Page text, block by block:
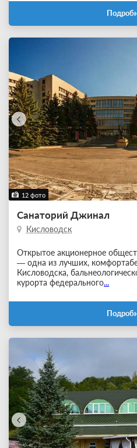
12 фото
Санаторий Джинал
Кисловодск
Открытое акционерное
— одна из лучших,
Кисловодска,
курорта федерального...